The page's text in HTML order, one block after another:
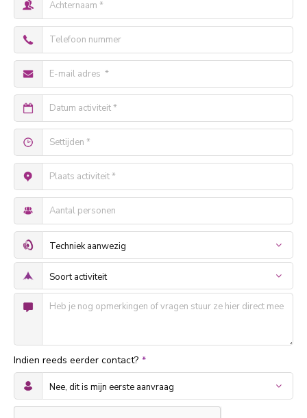
Indien reeds eerder contact? *